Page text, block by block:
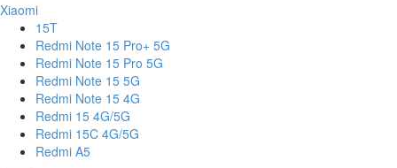
Xiaomi
15T
Redmi Note 15 Pro+ 5G
Redmi Note 15 Pro 5G
Redmi Note 15 5G
Redmi Note 15 4G
Redmi 15 4G/5G
Redmi 15C 4G/5G
Redmi A5